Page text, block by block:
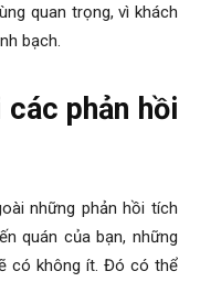
quan trọng, vì khách
bạch.
phản hồi
những phản hồi tích
quán của bạn, những
có không ít. Đó có thể